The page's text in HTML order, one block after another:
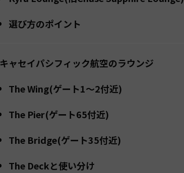
選び方のポイント
キャセイパシフィック航空のラウンジ
The Wing(ゲート1〜2付近)
The Pier(ゲート65付近)
The Bridge(ゲート35付近)
The Deckと使い分け